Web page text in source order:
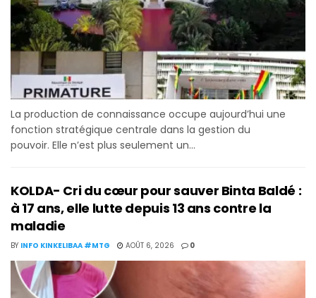
La production de connaissance occupe aujourd’hui une
fonction stratégique centrale dans la gestion du
pouvoir. Elle n’est plus seulement un...
KOLDA- Cri du cœur pour sauver Binta Baldé :
à 17 ans, elle lutte depuis 13 ans contre la
maladie
BY INFO KINKELIBAA #MTG AOÛT 6, 2026 0